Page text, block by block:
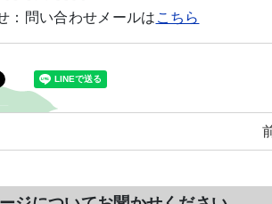
： 問い合わせメールは こちら